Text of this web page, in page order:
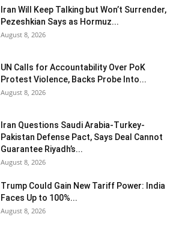
Iran Will Keep Talking but Won’t Surrender,
Pezeshkian Says as Hormuz...
August 8, 2026
UN Calls for Accountability Over PoK
Protest Violence, Backs Probe Into...
August 8, 2026
Iran Questions Saudi Arabia-Turkey-
Pakistan Defense Pact, Says Deal Cannot
Guarantee Riyadh’s...
August 8, 2026
Trump Could Gain New Tariff Power: India
Faces Up to 100%...
August 8, 2026